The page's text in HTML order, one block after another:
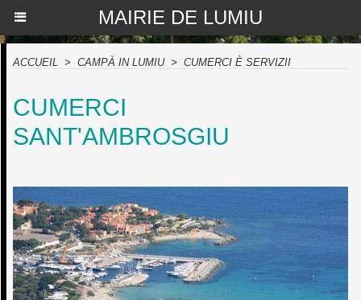
MAIRIE DE LUMIU
ACCUEIL > CAMPÀ IN LUMIU > CUMERCI È SERVIZII
CUMERCI
SANT'AMBROSGIU